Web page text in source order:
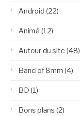
Android (22)
Animé (12)
Autour du site (48)
Band of 8mm (4)
BD (1)
Bons plans (2)